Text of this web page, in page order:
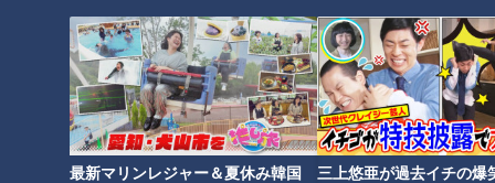
最新マリンレジャー＆夏休み韓国
三上悠亜が過去イチの爆
マグネット土産にカップル南京
錠、ヨーロッパで目撃した日本
を越えるブーム熱